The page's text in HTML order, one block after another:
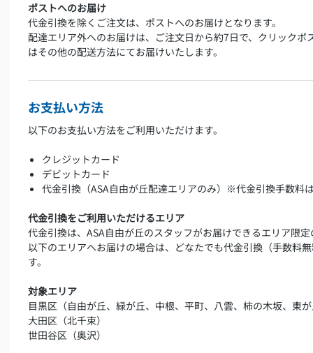
ポストへのお届け
代金引換を除くご注文は、ポストへのお届けとなります。
配達エリア外へのお届けは、ご注文日から約7日で、クリックポ
はその他の配送方法にてお届けいたします。
お支払い方法
以下のお支払い方法をご利用いただけます。
クレジットカード
デビットカード
代金引換（ASA自由が丘配達エリアのみ）※代金引換手数料
代金引換をご利用いただけるエリア
代金引換は、ASA自由が丘のスタッフがお届けできるエリア限
以下のエリアへお届けの場合は、どなたでも代金引換（手数料
す。
対象エリア
目黒区（自由が丘、緑が丘、中根、平町、八雲、柿の木坂、東
大田区（北千束）
世田谷区（奥沢）